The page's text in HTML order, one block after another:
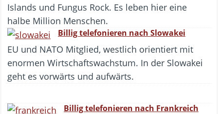
Islands und Fungus Rock. Es leben hier eine
halbe Million Menschen.
Billig telefonieren nach Slowakei
EU und NATO Mitglied, westlich orientiert mit
enormen Wirtschaftswachstum. In der Slowakei
geht es vorwärts und aufwärts.
Billig telefonieren nach Frankreich